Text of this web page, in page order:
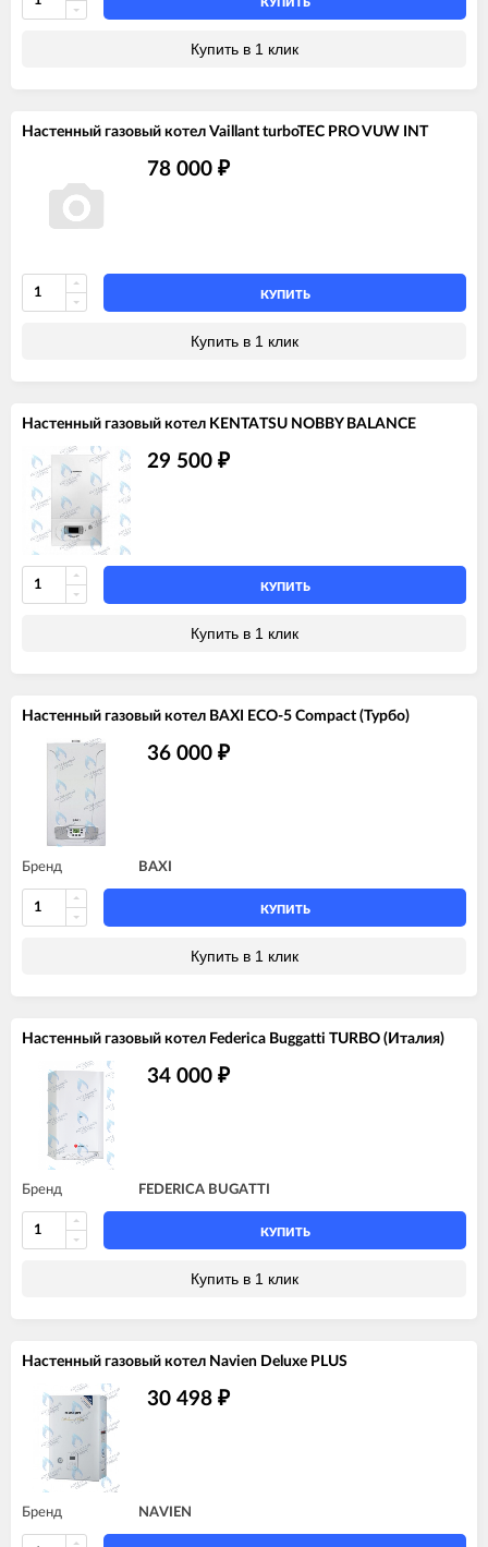
КУПИТЬ
Купить в 1 клик
Настенный газовый котел Vaillant turboTEC PRO VUW INT
78 000 ₽
КУПИТЬ
Купить в 1 клик
Настенный газовый котел KENTATSU NOBBY BALANCE
29 500 ₽
КУПИТЬ
Купить в 1 клик
Настенный газовый котел BAXI ECO-5 Compact (Турбо)
36 000 ₽
Бренд BAXI
КУПИТЬ
Купить в 1 клик
Настенный газовый котел Federica Buggatti TURBO (Италия)
34 000 ₽
Бренд FEDERICA BUGATTI
КУПИТЬ
Купить в 1 клик
Настенный газовый котел Navien Deluxe PLUS
30 498 ₽
Бренд NAVIEN